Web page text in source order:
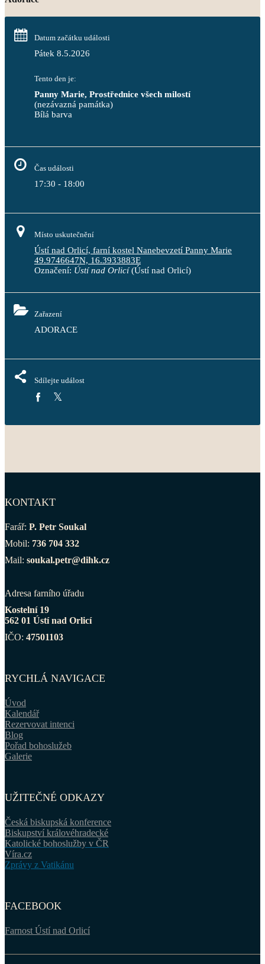
Datum začátku události
Pátek 8.5.2026
Tento den je:
Panny Marie, Prostřednice všech milostí
(nezávazná památka)
Bílá barva
Čas události
17:30 - 18:00
Místo uskutečnění
Ústí nad Orlicí, farní kostel Nanebevzetí Panny Marie
49.9746647N, 16.3933883E
Označení: Ústí nad Orlicí(Ústí nad Orlicí)
Zařazení
ADORACE
Sdílejte událost
KONTAKT
Farář: P. Petr Soukal
Mobil: 736 704 332
Mail: soukal.petr@dihk.cz
Adresa farního úřadu
Kostelní 19
562 01 Ústí nad Orlicí
IČO: 47501103
RYCHLÁ NAVIGACE
Úvod
Kalendář
Rezervovat intenci
Blog
Pořad bohoslužeb
Galerie
UŽITEČNÉ ODKAZY
Česká biskupská konference
Biskupství královéhradecké
Katolické bohoslužby v ČR
Víra.cz
Zprávy z Vatikánu
FACEBOOK
Farnost Ústí nad Orlicí